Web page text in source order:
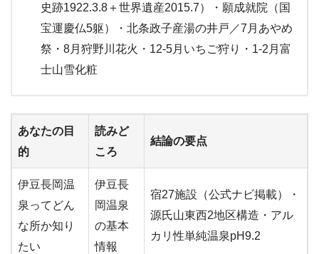
史跡1922.3.8＋世界遺産2015.7）・願成就院（国
宝運慶仏5躯）・北条政子産湯の井戸／7月あやめ
祭・8月狩野川花火・12-5月いちご狩り・1-2月富
士山雪化粧
あなたの目
的
読みど
ころ
結論の要点
伊豆長岡温
泉ってどん
な所か知り
たい
伊豆長
岡温泉
の基本
情報
宿27施設（公式ナビ掲載）・
源氏山東西2地区構造・アル
カリ性単純温泉pH9.2